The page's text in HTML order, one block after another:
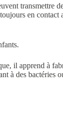
transmettre
en contact
il apprend à
à des bactéries